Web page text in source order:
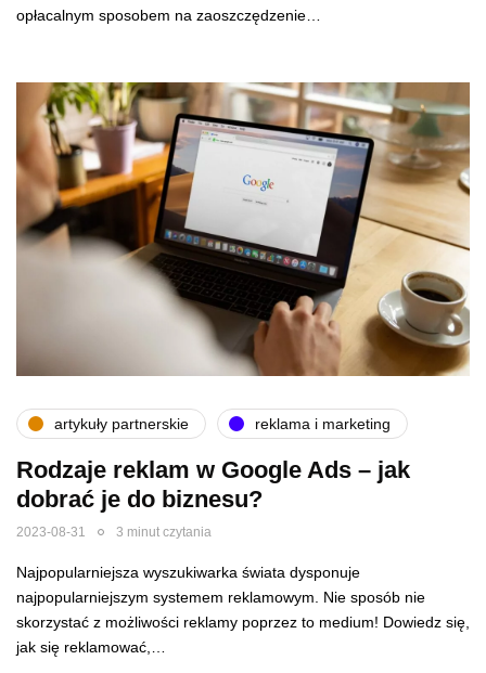
opłacalnym sposobem na zaoszczędzenie…
artykuły partnerskie reklama i marketing
Rodzaje reklam w Google Ads – jak
dobrać je do biznesu?
2023-08-31 3 minut czytania
Najpopularniejsza wyszukiwarka świata dysponuje
najpopularniejszym systemem reklamowym. Nie sposób nie
skorzystać z możliwości reklamy poprzez to medium! Dowiedz się,
jak się reklamować,…